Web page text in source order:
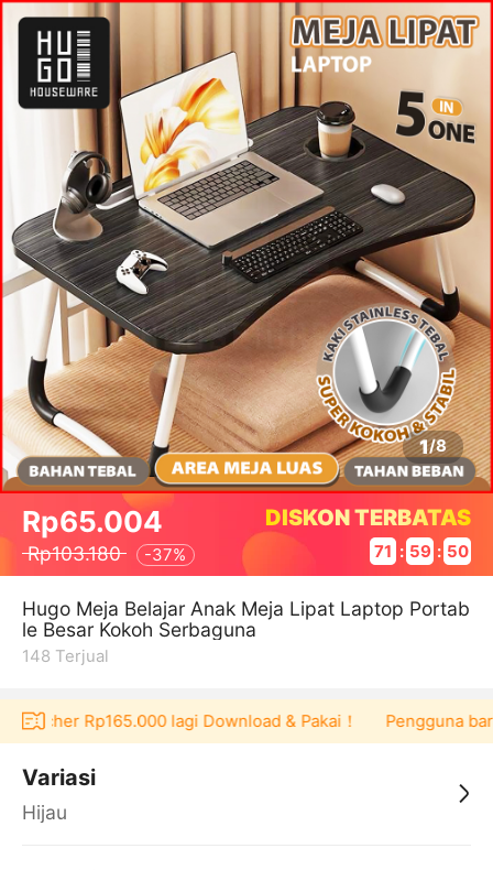
1/8
Rp65.004
Rp103.180 -37%
DISKON TERBATAS
71 : 59 : 50
Hugo Meja Belajar Anak Meja Lipat Laptop Portab
le Besar Kokoh Serbaguna
148 Terjual
Rp165.000 lagi Download & Pakai！ Pengguna
Variasi
Hijau